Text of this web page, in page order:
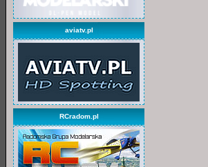
aviatv.pl
RCradom.pl